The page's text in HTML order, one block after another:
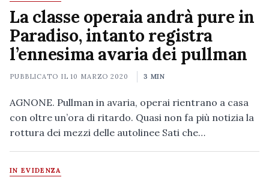
La classe operaia andrà pure in
Paradiso, intanto registra
l’ennesima avaria dei pullman
PUBBLICATO IL10 MARZO 2020 3 MIN
AGNONE. Pullman in avaria, operai rientrano a casa
con oltre un’ora di ritardo. Quasi non fa più notizia la
rottura dei mezzi delle autolinee Sati che…
IN EVIDENZA